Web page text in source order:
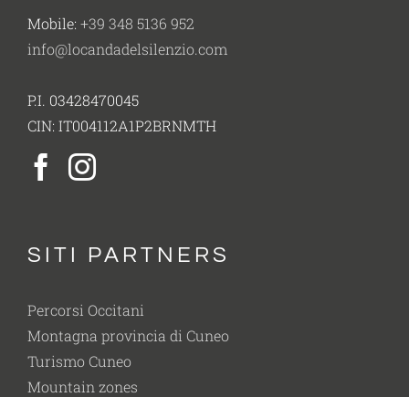
Mobile: +39 348 5136 952
info@locandadelsilenzio.com
P.I. 03428470045
CIN: IT004112A1P2BRNMTH
SITI PARTNERS
Percorsi Occitani
Montagna provincia di Cuneo
Turismo Cuneo
Mountain zones